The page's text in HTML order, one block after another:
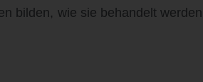
bilden, wie sie behandelt werden